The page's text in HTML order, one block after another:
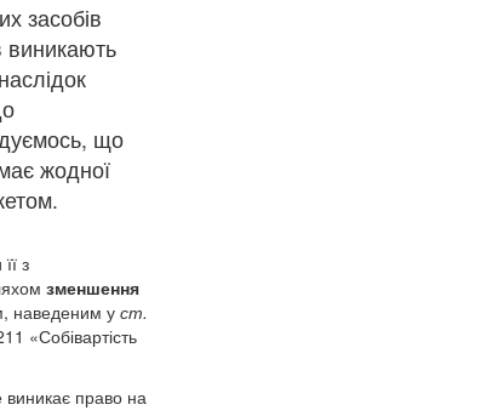
засобів
виникають
що
жодної
з
зменшення
наведеним у ст.
«Собівартість
виникає право на